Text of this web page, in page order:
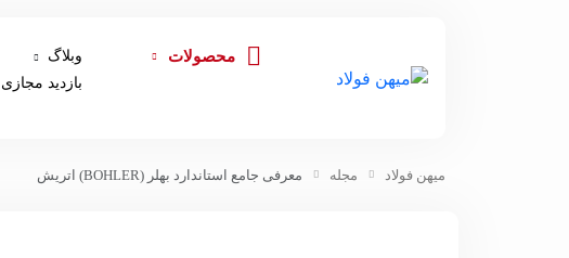
محصولات وبلاگ
بازدید مجازی
معرفی جامع استاندارد بهلر (BOHLER) اتریش مجله میهن فولاد